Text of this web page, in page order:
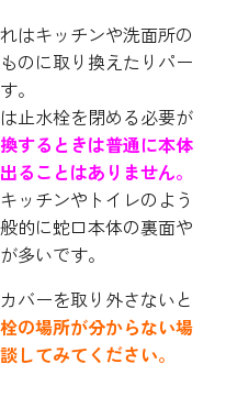
はキッチンや洗面所の
のに取り換えたりパー
。
止水栓を閉める必要が
するときは普通に本体
ることはありません。
ッチンやトイレのよう
的に蛇口本体の裏面や
多いです。
バーを取り外さないと
の場所が分からない場
してみてください。